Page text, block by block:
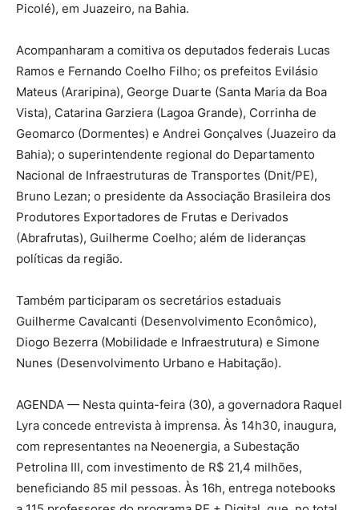
Picolé), em Juazeiro, na Bahia.
Acompanharam a comitiva os deputados federais Lucas
Ramos e Fernando Coelho Filho; os prefeitos Evilásio
Mateus (Araripina), George Duarte (Santa Maria da Boa
Vista), Catarina Garziera (Lagoa Grande), Corrinha de
Geomarco (Dormentes) e Andrei Gonçalves (Juazeiro da
Bahia); o superintendente regional do Departamento
Nacional de Infraestruturas de Transportes (Dnit/PE),
Bruno Lezan; o presidente da Associação Brasileira dos
Produtores Exportadores de Frutas e Derivados
(Abrafrutas), Guilherme Coelho; além de lideranças
políticas da região.
Também participaram os secretários estaduais
Guilherme Cavalcanti (Desenvolvimento Econômico),
Diogo Bezerra (Mobilidade e Infraestrutura) e Simone
Nunes (Desenvolvimento Urbano e Habitação).
AGENDA — Nesta quinta-feira (30), a governadora Raquel
Lyra concede entrevista à imprensa. Às 14h30, inaugura,
com representantes na Neoenergia, a Subestação
Petrolina III, com investimento de R$ 21,4 milhões,
beneficiando 85 mil pessoas. Às 16h, entrega notebooks